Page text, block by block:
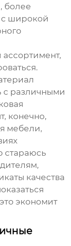
более
широкой
с различными
конечно,
мебели,
стараюсь
качества
экономит